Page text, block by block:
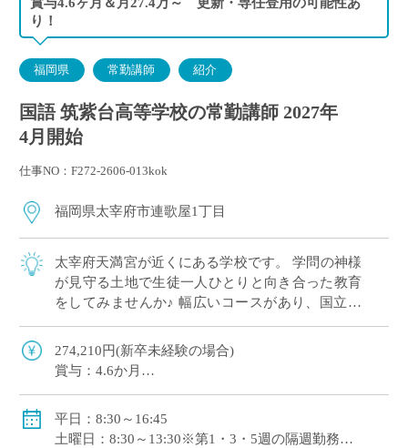
り！
福岡県 常勤講師 紹介
国語 筑紫台高等学校の常勤講師 2027年
4月開始
仕事NO：F272-2606-013kok
福岡県太宰府市連歌屋1丁目
太宰府天満宮が近くにある学校です。 学問の神様
が見守る土地で生徒一人ひとりと向き合った教育
をしてみませんか♪ 幅広いコースがあり、国立大
274,210円(新卒未経験の場合)
賞与：4.6か月
自動車通勤可
平日：8:30～16:45
土曜日：8:30～13:30※第1・3・5週の隔週勤務